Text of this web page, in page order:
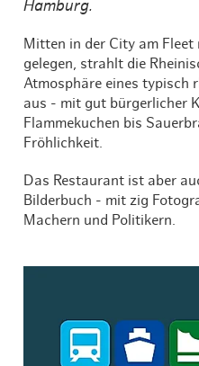
Hamburg.
Mitten in der City am Fleet
gelegen, strahlt die
Atmosphäre eines typisch
aus - mit gut bürgerlicher
Flammekuchen bis
Fröhlichkeit.
Das Restaurant ist aber
Bilderbuch - mit zig
Machern und Politikern.